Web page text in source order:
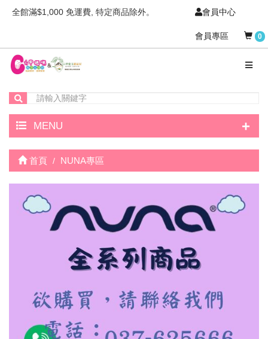
全館滿$1,000 免運費, 特定商品除外。 會員中心
會員專區 0
MENU +
首頁 NUNA專區